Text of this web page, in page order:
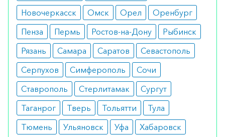
Новочеркасск
Омск Орел
Оренбург
Пенза
Пермь Ростов-на-Дону
Рыбинск
Рязань
Самара Саратов
Севастополь
Серпухов
Симферополь
Сочи
Ставрополь
Стерлитамак
Сургут
Таганрог
Тверь Тольятти
Тула
Тюмень
Ульяновск Уфа
Хабаровск